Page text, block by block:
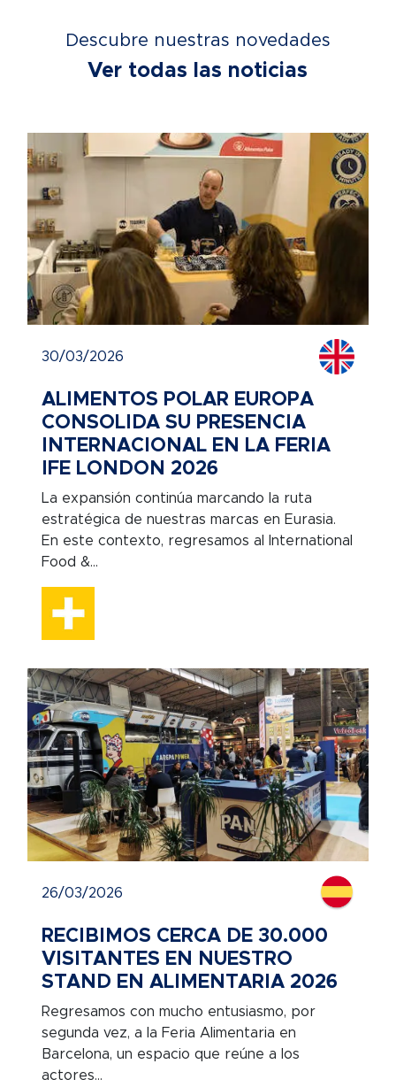
Descubre nuestras novedades
Ver todas las noticias
30/03/2026
ALIMENTOS POLAR EUROPA
CONSOLIDA SU PRESENCIA
INTERNACIONAL EN LA FERIA
IFE LONDON 2026
La expansión continúa marcando la ruta
estratégica de nuestras marcas en Eurasia.
En este contexto, regresamos al International
Food &...
26/03/2026
RECIBIMOS CERCA DE 30.000
VISITANTES EN NUESTRO
STAND EN ALIMENTARIA 2026
Regresamos con mucho entusiasmo, por
segunda vez, a la Feria Alimentaria en
Barcelona, un espacio que reúne a los
actores...